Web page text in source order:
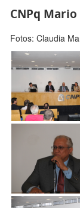
CNPq
Fotos: Claudia